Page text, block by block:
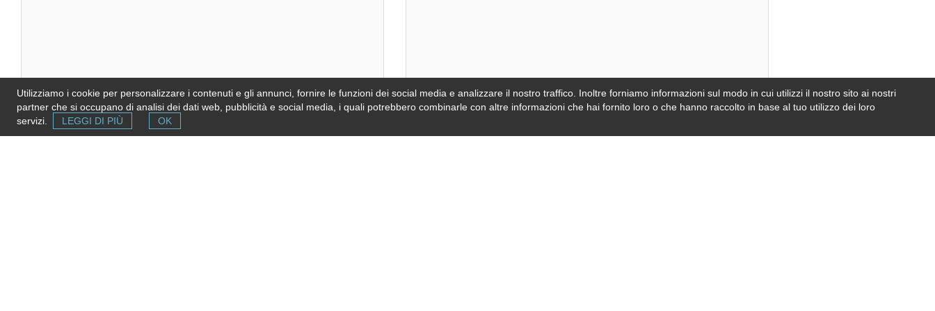
descrizione video oppure foto
Utilizziamo i cookie per personalizzare i contenuti e gli annunci, fornire le funzioni dei social media e analizzare il nostro traffico. Inoltre forniamo informazioni sul modo in cui utilizzi il nostro sito ai nostri
partner che si occupano di analisi dei dati web, pubblicità e social media, i quali potrebbero combinarle con altre informazioni che hai fornito loro o che hanno raccolto in base al tuo utilizzo dei loro
servizi.
LEGGI DI PIÙ OK